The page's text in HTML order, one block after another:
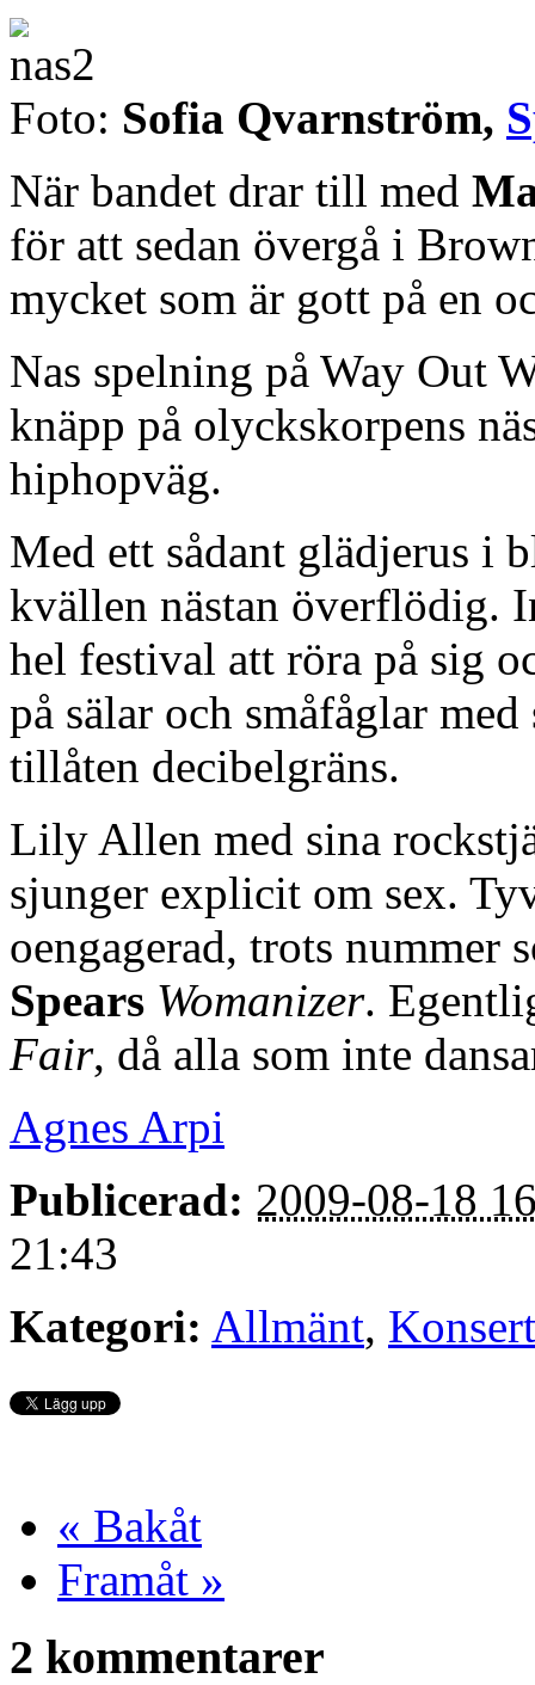
Foto: Sofia Qvarnström,
När bandet drar till med
för att sedan övergå i
mycket som är gott på en
Nas spelning på Way Out
knäpp på olyckskorpens
hiphopväg.
Med ett sådant glädjerus i
kvällen nästan överflödig.
hel festival att röra på sig
på sälar och småfåglar
tillåten decibelgräns.
Lily Allen med sina
sjunger explicit om sex.
oengagerad, trots nummer
Spears Womanizer.
Fair, då alla som inte
Agnes Arpi
Publicerad: 2009-08-18
21:43
Kategori: Allmänt, Konsert
« Bakåt
Framåt »
2 kommentarer